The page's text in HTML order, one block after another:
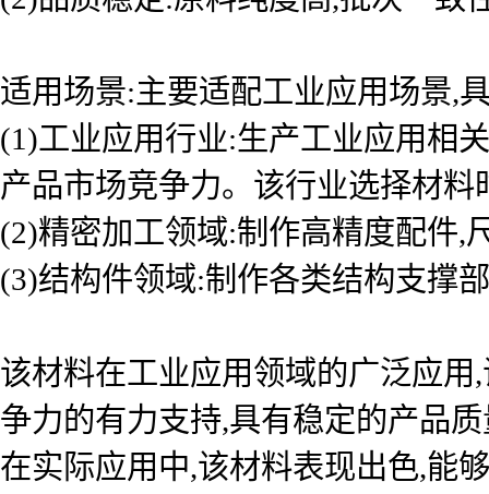
适用场景:主要适配工业应用场景,
(1)工业应用行业:生产工业应用相
产品市场竞争力。该行业选择材
(2)精密加工领域:制作高精度配件,
(3)结构件领域:制作各类结构支撑
该材料在工业应用领域的广泛应
争力的有力支持,具有稳定的产品
在实际应用中,该材料表现出色,能